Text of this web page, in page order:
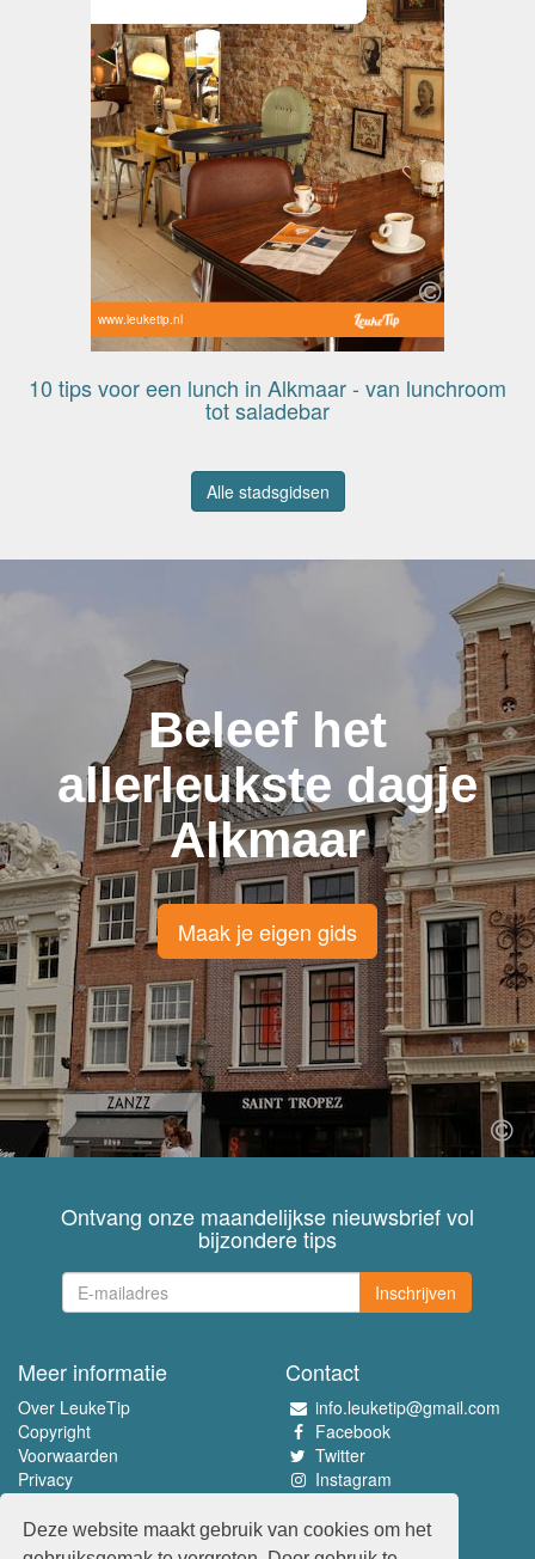
Deze website maakt gebruik van cookies om het
www.leuketip.nl
10 tips voor een lunch in Alkmaar - van lunchroom
tot saladebar
Alle stadsgidsen
Beleef het
allerleukste dagje
Alkmaar
Maak je eigen gids
Ontvang onze maandelijkse nieuwsbrief vol
bijzondere tips
Inschrijven
Meer informatie
Over LeukeTip
Copyright
Voorwaarden
Privacy
Contact
info.leuketip@gmail.com
Facebook
Twitter
Instagram
Beleef het allerleukste